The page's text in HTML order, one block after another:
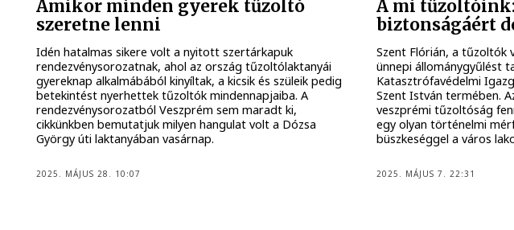
Amikor minden gyerek tűzoltó
szeretne lenni
Idén hatalmas sikere volt a nyitott szertárkapuk
rendezvénysorozatnak, ahol az ország tűzoltólaktanyái
gyereknap alkalmábából kinyíltak, a kicsik és szüleik pedig
betekintést nyerhettek tűzoltók mindennapjaiba. A
rendezvénysorozatból Veszprém sem maradt ki,
cikkünkben bemutatjuk milyen hangulat volt a Dózsa
György úti laktanyában vasárnap.
2025. MÁJUS 28. 10:07
A mi tűzoltóink:
biztonságáért
Szent Flórián, a tűzoltók
ünnepi állománygyűlést
Katasztrófavédelmi
Szent István termében.
veszprémi tűzoltóság
egy olyan történelmi
büszkeséggel a város
2025. MÁJUS 7. 22:31